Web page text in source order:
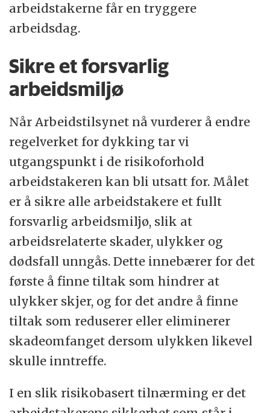
arbeidstakerne får en tryggere
arbeidsdag.
Sikre et forsvarlig
arbeidsmiljø
Når Arbeidstilsynet nå vurderer å endre
regelverket for dykking tar vi
utgangspunkt i de risikoforhold
arbeidstakeren kan bli utsatt for. Målet
er å sikre alle arbeidstakere et fullt
forsvarlig arbeidsmiljø, slik at
arbeidsrelaterte skader, ulykker og
dødsfall unngås. Dette innebærer for det
første å finne tiltak som hindrer at
ulykker skjer, og for det andre å finne
tiltak som reduserer eller eliminerer
skadeomfanget dersom ulykken likevel
skulle inntreffe.
I en slik risikobasert tilnærming er det